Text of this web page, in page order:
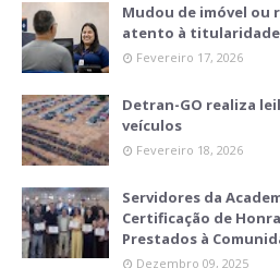
Mudou de imóvel ou
atento à titularidade
Fevereiro 17, 2026
Detran-GO realiza
veículos
Fevereiro 18, 2026
Servidores da
Certificação de
Prestados à
Dezembro 09, 2025